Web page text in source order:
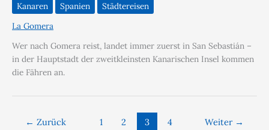
Kanaren Spanien
Städtereisen
La Gomera
Wer nach Gomera reist, landet immer zuerst in San Sebastián –
in der Hauptstadt der zweitkleinsten Kanarischen Insel kommen
die Fähren an.
← Zurück 1 2 3 4 Weiter →